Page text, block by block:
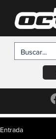
Entrada